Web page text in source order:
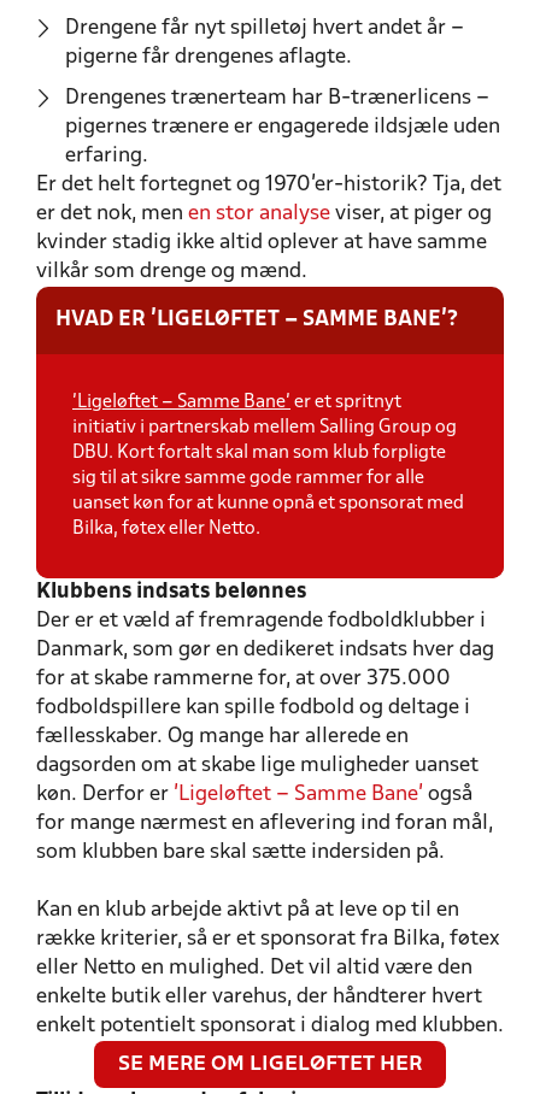
Drengene får nyt spilletøj hvert andet år –
pigerne får drengenes aflagte.
Drengenes trænerteam har B-trænerlicens –
pigernes trænere er engagerede ildsjæle uden
erfaring.
Er det helt fortegnet og 1970’er-historik? Tja, det
er det nok, men en stor analyse viser, at piger og
kvinder stadig ikke altid oplever at have samme
vilkår som drenge og mænd.
HVAD ER ’LIGELØFTET – SAMME BANE’?
’Ligeløftet – Samme Bane’ er et spritnyt
initiativ i partnerskab mellem Salling Group og
DBU. Kort fortalt skal man som klub forpligte
sig til at sikre samme gode rammer for alle
uanset køn for at kunne opnå et sponsorat med
Bilka, føtex eller Netto.
Klubbens indsats belønnes
Der er et væld af fremragende fodboldklubber i
Danmark, som gør en dedikeret indsats hver dag
for at skabe rammerne for, at over 375.000
fodboldspillere kan spille fodbold og deltage i
fællesskaber. Og mange har allerede en
dagsorden om at skabe lige muligheder uanset
køn. Derfor er ’Ligeløftet – Samme Bane’ også
for mange nærmest en aflevering ind foran mål,
som klubben bare skal sætte indersiden på.
Kan en klub arbejde aktivt på at leve op til en
række kriterier, så er et sponsorat fra Bilka, føtex
eller Netto en mulighed. Det vil altid være den
enkelte butik eller varehus, der håndterer hvert
enkelt potentielt sponsorat i dialog med klubben.
SE MERE OM LIGELØFTET HER